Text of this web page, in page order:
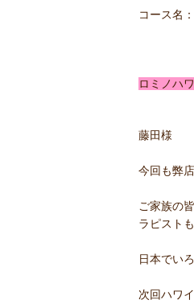
コース名：
ロミノハ
藤田様
今回も弊
ご家族の
ラピスト
日本でい
次回ハワ